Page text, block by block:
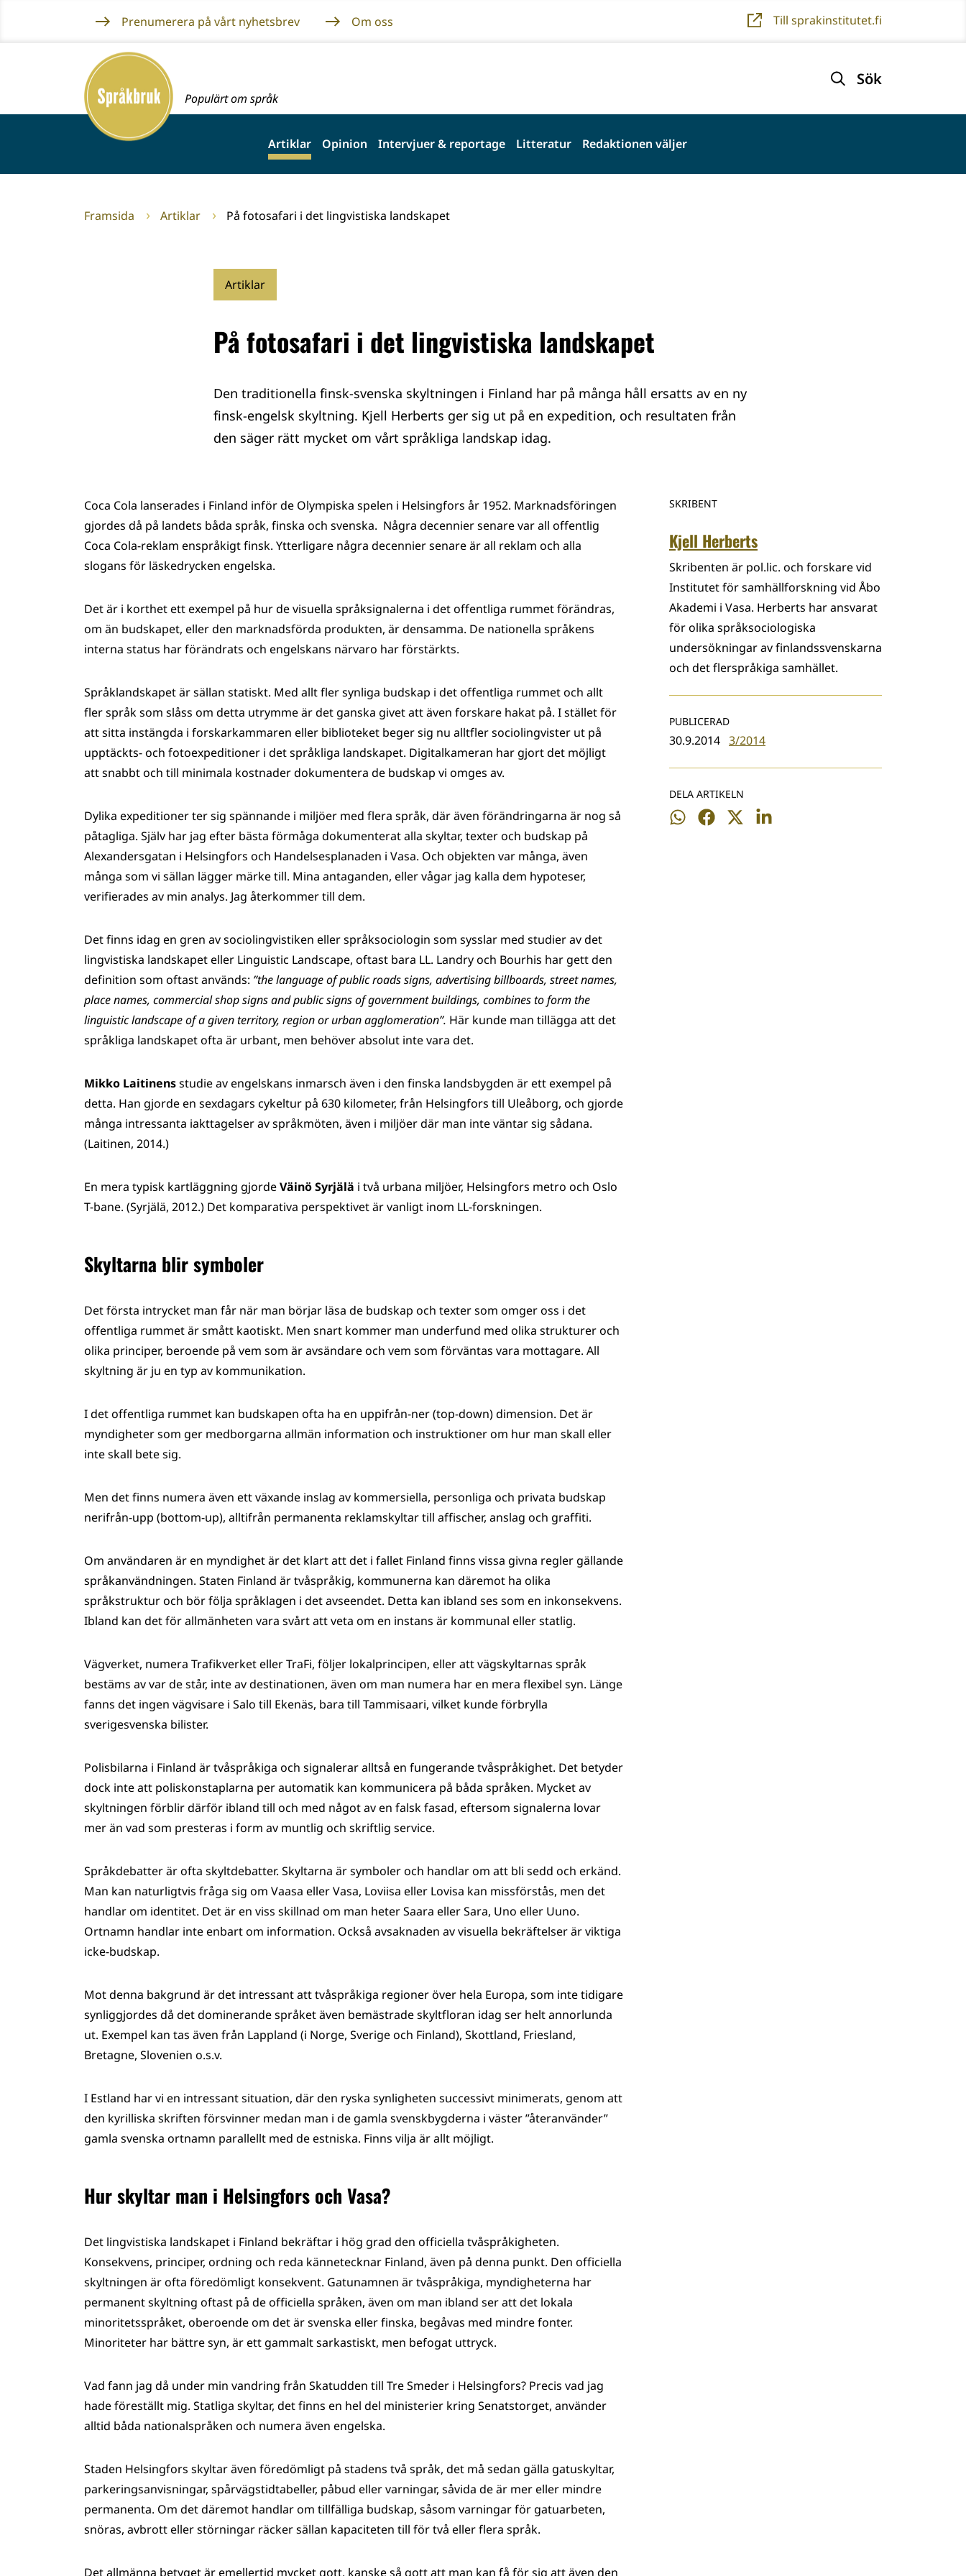
innehållet
Prenumerera på vårt nyhetsbrev Om oss Till sprakinstitutet.fi
Framsida
Populärt om språk
Sök
Artiklar Opinion Intervjuer & reportage Litteratur Redaktionen väljer
Framsida Artiklar På fotosafari i det lingvistiska landskapet
Artiklar
På fotosafari i det lingvistiska landskapet
Den traditionella finsk-svenska skyltningen i Finland har på många håll ersatts av en ny
finsk-engelsk skyltning. Kjell Herberts ger sig ut på en expedition, och resultaten från
den säger rätt mycket om vårt språkliga landskap idag.
SKRIBENT
Kjell Herberts
Skribenten är pol.lic. och forskare vid
Institutet för samhällforskning vid Åbo
Akademi i Vasa. Herberts har ansvarat
för olika språksociologiska
undersökningar av finlandssvenskarna
och det flerspråkiga samhället.
PUBLICERAD
30.9.2014 3/2014
DELA ARTIKELN
Dela
Dela
Dela
Dela
Coca Cola lanserades i Finland inför de Olympiska spelen i Helsingfors år 1952. Marknadsföringen
gjordes då på landets båda språk, finska och svenska. Några decennier senare var all offentlig
Coca Cola-reklam enspråkigt finsk. Ytterligare några decennier senare är all reklam och alla
slogans för läskedrycken engelska.
Det är i korthet ett exempel på hur de visuella språksignalerna i det offentliga rummet förändras,
om än budskapet, eller den marknadsförda produkten, är densamma. De nationella språkens
interna status har förändrats och engelskans närvaro har förstärkts.
Språklandskapet är sällan statiskt. Med allt fler synliga budskap i det offentliga rummet och allt
fler språk som slåss om detta utrymme är det ganska givet att även forskare hakat på. I stället för
att sitta instängda i forskarkammaren eller biblioteket beger sig nu alltfler sociolingvister ut på
upptäckts- och fotoexpeditioner i det språkliga landskapet. Digitalkameran har gjort det möjligt
att snabbt och till minimala kostnader dokumentera de budskap vi omges av.
Dylika expeditioner ter sig spännande i miljöer med flera språk, där även förändringarna är nog så
påtagliga. Själv har jag efter bästa förmåga dokumenterat alla skyltar, texter och budskap på
Alexandersgatan i Helsingfors och Handelsesplanaden i Vasa. Och objekten var många, även
många som vi sällan lägger märke till. Mina antaganden, eller vågar jag kalla dem hypoteser,
verifierades av min analys. Jag återkommer till dem.
Det finns idag en gren av sociolingvistiken eller språksociologin som sysslar med studier av det
lingvistiska landskapet eller Linguistic Landscape, oftast bara LL. Landry och Bourhis har gett den
definition som oftast används: ”the language of public roads signs, advertising billboards, street names,
place names, commercial shop signs and public signs of government buildings, combines to form the
linguistic landscape of a given territory, region or urban agglomeration”. Här kunde man tillägga att det
språkliga landskapet ofta är urbant, men behöver absolut inte vara det.
Mikko Laitinensstudie av engelskans inmarsch även i den finska landsbygden är ett exempel på
detta. Han gjorde en sexdagars cykeltur på 630 kilometer, från Helsingfors till Uleåborg, och gjorde
många intressanta iakttagelser av språkmöten, även i miljöer där man inte väntar sig sådana.
(Laitinen, 2014.)
En mera typisk kartläggning gjordeVäinö Syrjälä i två urbana miljöer, Helsingfors metro och Oslo
T-bane. (Syrjälä, 2012.) Det komparativa perspektivet är vanligt inom LL-forskningen.
Skyltarna blir symboler
Det första intrycket man får när man börjar läsa de budskap och texter som omger oss i det
offentliga rummet är smått kaotiskt. Men snart kommer man underfund med olika strukturer och
olika principer, beroende på vem som är avsändare och vem som förväntas vara mottagare. All
skyltning är ju en typ av kommunikation.
I det offentliga rummet kan budskapen ofta ha en uppifrån-ner (top-down) dimension. Det är
myndigheter som ger medborgarna allmän information och instruktioner om hur man skall eller
inte skall bete sig.
Men det finns numera även ett växande inslag av kommersiella, personliga och privata budskap
nerifrån-upp (bottom-up), alltifrån permanenta reklamskyltar till affischer, anslag och graffiti.
Om användaren är en myndighet är det klart att det i fallet Finland finns vissa givna regler gällande
språkanvändningen. Staten Finland är tvåspråkig, kommunerna kan däremot ha olika
språkstruktur och bör följa språklagen i det avseendet. Detta kan ibland ses som en inkonsekvens.
Ibland kan det för allmänheten vara svårt att veta om en instans är kommunal eller statlig.
Vägverket, numera Trafikverket eller TraFi, följer lokalprincipen, eller att vägskyltarnas språk
bestäms av var de står, inte av destinationen, även om man numera har en mera flexibel syn. Länge
fanns det ingen vägvisare i Salo till Ekenäs, bara till Tammisaari, vilket kunde förbrylla
sverigesvenska bilister.
Polisbilarna i Finland är tvåspråkiga och signalerar alltså en fungerande tvåspråkighet. Det betyder
dock inte att poliskonstaplarna per automatik kan kommunicera på båda språken. Mycket av
skyltningen förblir därför ibland till och med något av en falsk fasad, eftersom signalerna lovar
mer än vad som presteras i form av muntlig och skriftlig service.
Språkdebatter är ofta skyltdebatter. Skyltarna är symboler och handlar om att bli sedd och erkänd.
Man kan naturligtvis fråga sig om Vaasa eller Vasa, Loviisa eller Lovisa kan missförstås, men det
handlar om identitet. Det är en viss skillnad om man heter Saara eller Sara, Uno eller Uuno.
Ortnamn handlar inte enbart om information. Också avsaknaden av visuella bekräftelser är viktiga
icke-budskap.
Mot denna bakgrund är det intressant att tvåspråkiga regioner över hela Europa, som inte tidigare
synliggjordes då det dominerande språket även bemästrade skyltfloran idag ser helt annorlunda
ut. Exempel kan tas även från Lappland (i Norge, Sverige och Finland), Skottland, Friesland,
Bretagne, Slovenien o.s.v.
I Estland har vi en intressant situation, där den ryska synligheten successivt minimerats, genom att
den kyrilliska skriften försvinner medan man i de gamla svenskbygderna i väster ”återanvänder”
gamla svenska ortnamn parallellt med de estniska. Finns vilja är allt möjligt.
Hur skyltar man i Helsingfors och Vasa?
Det lingvistiska landskapet i Finland bekräftar i hög grad den officiella tvåspråkigheten.
Konsekvens, principer, ordning och reda kännetecknar Finland, även på denna punkt. Den officiella
skyltningen är ofta föredömligt konsekvent. Gatunamnen är tvåspråkiga, myndigheterna har
permanent skyltning oftast på de officiella språken, även om man ibland ser att det lokala
minoritetsspråket, oberoende om det är svenska eller finska, begåvas med mindre fonter.
Minoriteter har bättre syn, är ett gammalt sarkastiskt, men befogat uttryck.
Vad fann jag då under min vandring från Skatudden till Tre Smeder i Helsingfors? Precis vad jag
hade föreställt mig. Statliga skyltar, det finns en hel del ministerier kring Senatstorget, använder
alltid båda nationalspråken och numera även engelska.
Staden Helsingfors skyltar även föredömligt på stadens två språk, det må sedan gälla gatuskyltar,
parkeringsanvisningar, spårvägstidtabeller, påbud eller varningar, såvida de är mer eller mindre
permanenta. Om det däremot handlar om tillfälliga budskap, såsom varningar för gatuarbeten,
snöras, avbrott eller störningar räcker sällan kapaciteten till för två eller flera språk.
Det allmänna betyget är emellertid mycket gott, kanske så gott att man kan få för sig att även den